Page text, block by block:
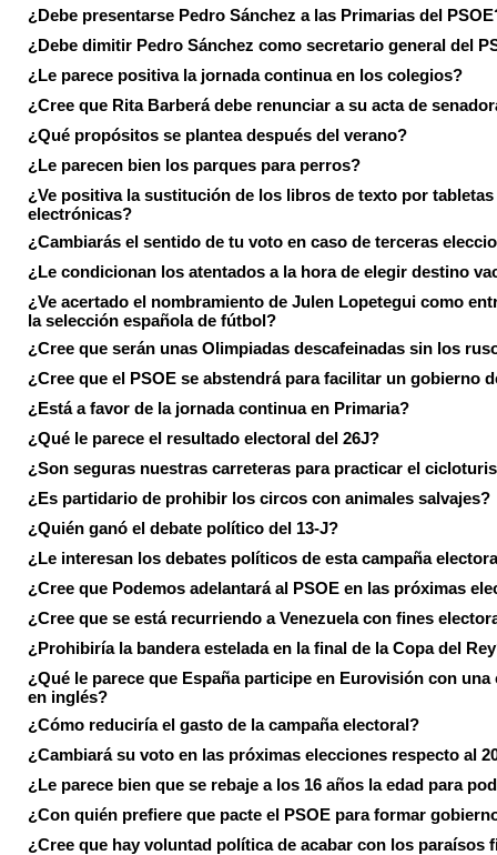
¿Debe presentarse Pedro Sánchez a las Primarias del
¿Debe dimitir Pedro Sánchez como secretario general del
¿Le parece positiva la jornada continua en los colegios?
¿Cree que Rita Barberá debe renunciar a su acta de
¿Qué propósitos se plantea después del verano?
¿Le parecen bien los parques para perros?
¿Ve positiva la sustitución de los libros de texto por tabletas
electrónicas?
¿Cambiarás el sentido de tu voto en caso de terceras
¿Le condicionan los atentados a la hora de elegir destino
¿Ve acertado el nombramiento de Julen Lopetegui como
la selección española de fútbol?
¿Cree que serán unas Olimpiadas descafeinadas sin los
¿Cree que el PSOE se abstendrá para facilitar un gobierno
¿Está a favor de la jornada continua en Primaria?
¿Qué le parece el resultado electoral del 26J?
¿Son seguras nuestras carreteras para practicar el
¿Es partidario de prohibir los circos con animales salvajes?
¿Quién ganó el debate político del 13-J?
¿Le interesan los debates políticos de esta campaña
¿Cree que Podemos adelantará al PSOE en las próximas
¿Cree que se está recurriendo a Venezuela con fines
¿Prohibiría la bandera estelada en la final de la Copa del
¿Qué le parece que España participe en Eurovisión con una
en inglés?
¿Cómo reduciría el gasto de la campaña electoral?
¿Cambiará su voto en las próximas elecciones respecto al
¿Le parece bien que se rebaje a los 16 años la edad para
¿Con quién prefiere que pacte el PSOE para formar
¿Cree que hay voluntad política de acabar con los paraísos